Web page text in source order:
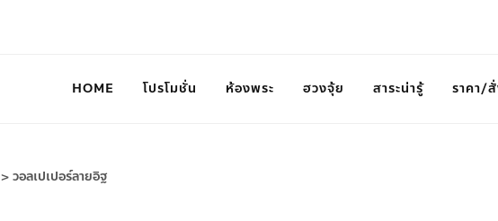
HOME โปรโมชั่น ห้องพระ ฮวงจุ้ย สาระน่ารู้ ราคา/
>วอลเปเปอร์ลายอิฐ